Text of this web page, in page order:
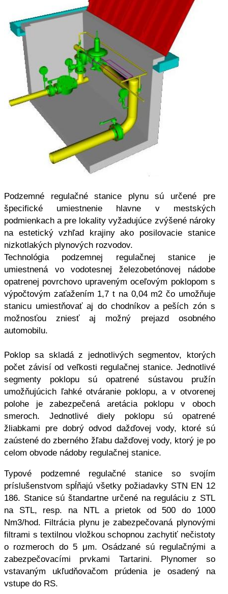
Podzemné regulačné stanice plynu sú určené pre
špecifické umiestnenie hlavne v mestských
podmienkach a pre lokality vyžadujúce zvýšené nároky
na estetický vzhľad krajiny ako posilovacie stanice
nizkotlakých plynových rozvodov.
Technológia podzemnej regulačnej stanice je
umiestnená vo vodotesnej železobetónovej nádobe
opatrenej povrchovo upraveným oceľovým poklopom s
výpočtovým zaťažením 1,7 t na 0,04 m2 čo umožňuje
stanicu umiestňovať aj do chodníkov a peších zón s
možnosťou zniesť aj možný prejazd osobného
automobilu.
Poklop sa skladá z jednotlivých segmentov, ktorých
počet závisí od veľkosti regulačnej stanice. Jednotlivé
segmenty poklopu sú opatrené sústavou pružín
umožňujúcich ľahké otváranie poklopu, a v otvorenej
polohe je zabezpečená aretácia poklopu v oboch
smeroch. Jednotlivé diely poklopu sú opatrené
žliabkami pre dobrý odvod dažďovej vody, ktoré sú
zaústené do zberného žľabu dažďovej vody, ktorý je po
celom obvode nádoby regulačnej stanice.
Typové podzemné regulačné stanice so svojím
príslušenstvom spĺňajú všetky požiadavky STN EN 12
186. Stanice sú štandartne určené na reguláciu z STL
na STL, resp. na NTL a prietok od 500 do 1000
Nm3/hod. Filtrácia plynu je zabezpečovaná plynovými
filtrami s textilnou vložkou schopnou zachytiť nečistoty
o rozmeroch do 5 μm. Osádzané sú regulačnými a
zabezpečovacími prvkami Tartarini. Plynomer so
vstavaným ukľudňovačom prúdenia je osadený na
vstupe do RS.